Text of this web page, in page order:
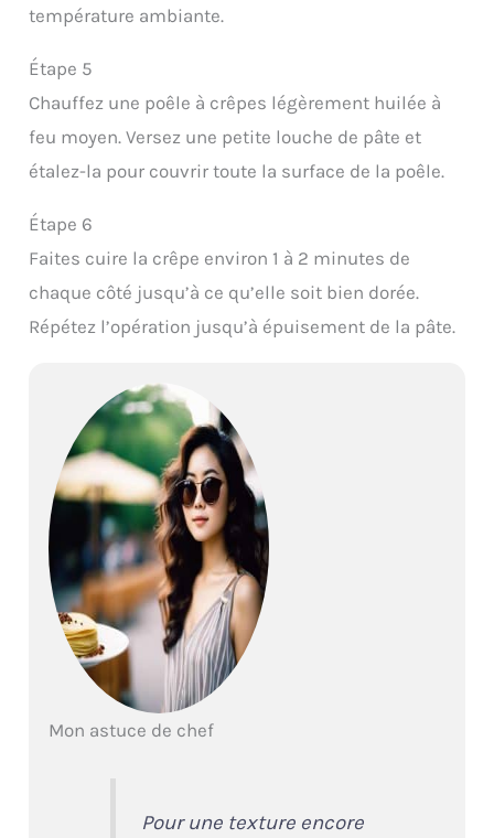
température ambiante.
Étape 5
Chauffez une poêle à crêpes légèrement huilée à
feu moyen. Versez une petite louche de pâte et
étalez-la pour couvrir toute la surface de la poêle.
Étape 6
Faites cuire la crêpe environ 1 à 2 minutes de
chaque côté jusqu’à ce qu’elle soit bien dorée.
Répétez l’opération jusqu’à épuisement de la pâte.
Mon astuce de chef
Pour une texture encore